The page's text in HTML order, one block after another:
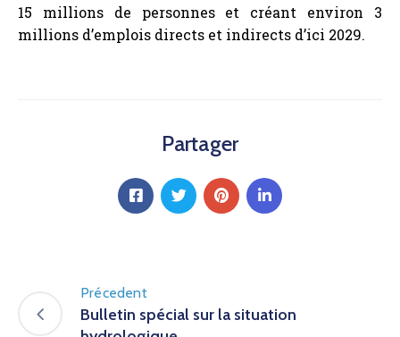
15 millions de personnes et créant environ 3
millions d’emplois directs et indirects d’ici 2029.
Partager
Précedent
Bulletin spécial sur la situation